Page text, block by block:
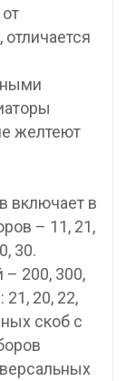
желтеют
включает в
– 11, 21,
30.
200, 300,
20, 22,
скоб с